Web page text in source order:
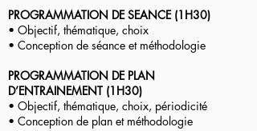
PROGRAMMATION DE SEANCE (1H30)
• Objectif, thématique, choix
• Conception de séance et méthodologie
PROGRAMMATION DE PLAN
D’ENTRAINEMENT (1H30)
• Objectif, thématique, choix, périodicité
• Conception de plan et méthodologie